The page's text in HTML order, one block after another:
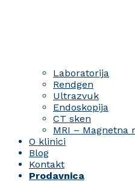
Laboratorija
Rendgen
Ultrazvuk
Endoskopija
CT sken
MRI – Magnetna
O klinici
Blog
Kontakt
Prodavnica